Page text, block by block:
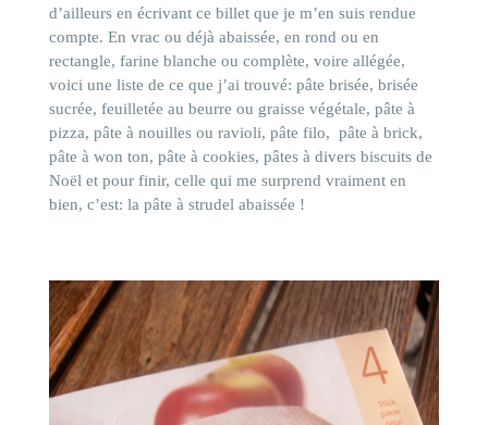
d’ailleurs en écrivant ce billet que je m’en suis rendue
compte. En vrac ou déjà abaissée, en rond ou en
rectangle, farine blanche ou complète, voire allégée,
voici une liste de ce que j’ai trouvé: pâte brisée, brisée
sucrée, feuilletée au beurre ou graisse végétale, pâte à
pizza, pâte à nouilles ou ravioli, pâte filo, pâte à brick,
pâte à won ton, pâte à cookies, pâtes à divers biscuits de
Noël et pour finir, celle qui me surprend vraiment en
bien, c’est: la pâte à strudel abaissée !